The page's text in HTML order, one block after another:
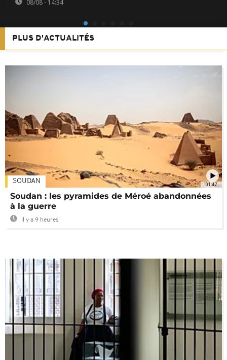
08/08 - 14:34
PLUS D'ACTUALITÉS
01:47
SOUDAN
Soudan : les pyramides de Méroé abandonnées
à la guerre
Il y a 9 heures